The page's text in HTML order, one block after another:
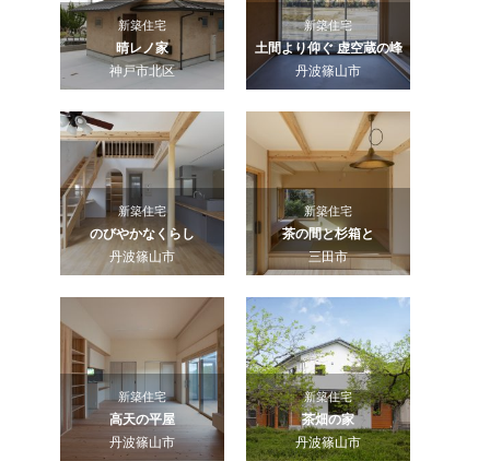
新築住宅
晴レノ家
神戸市北区
新築住宅
土間より仰ぐ 虚空蔵の峰
丹波篠山市
新築住宅
のびやかなくらし
丹波篠山市
新築住宅
茶の間と杉箱と
三田市
新築住宅
高天の平屋
丹波篠山市
新築住宅
茶畑の家
丹波篠山市